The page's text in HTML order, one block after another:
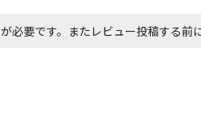
必要です。またレビュー投稿する前